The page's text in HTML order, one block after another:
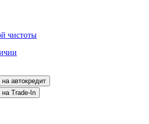
чистоты
на автокредит
на Trade-In